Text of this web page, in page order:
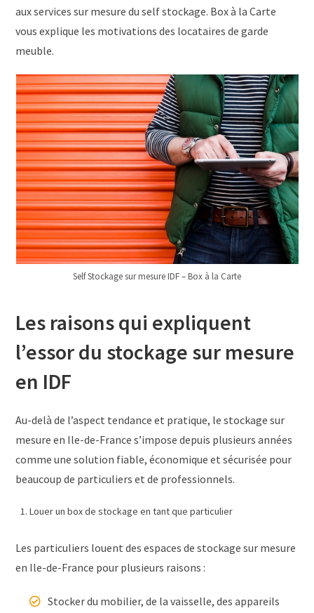
aux services sur mesure du self stockage. Box à la Carte
vous explique les motivations des locataires de garde
meuble.
Self Stockage sur mesure IDF – Box à la Carte
Les raisons qui expliquent
l’essor du stockage sur mesure
en IDF
Au-delà de l’aspect tendance et pratique, le stockage sur
mesure en Ile-de-France s’impose depuis plusieurs années
comme une solution fiable, économique et sécurisée pour
beaucoup de particuliers et de professionnels.
Louer un box de stockage en tant que particulier
Les particuliers louent des espaces de stockage sur mesure
en Ile-de-France pour plusieurs raisons :
Stocker du mobilier, de la vaisselle, des appareils